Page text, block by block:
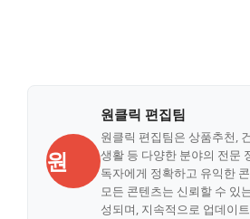
원
원클릭 편집팀
원클릭 편집팀은 상품추천,
생활 등 다양한 분야의 전문
독자에게 정확하고 유익한
모든 콘텐츠는 신뢰할 수 있
성되며, 지속적으로 업데이